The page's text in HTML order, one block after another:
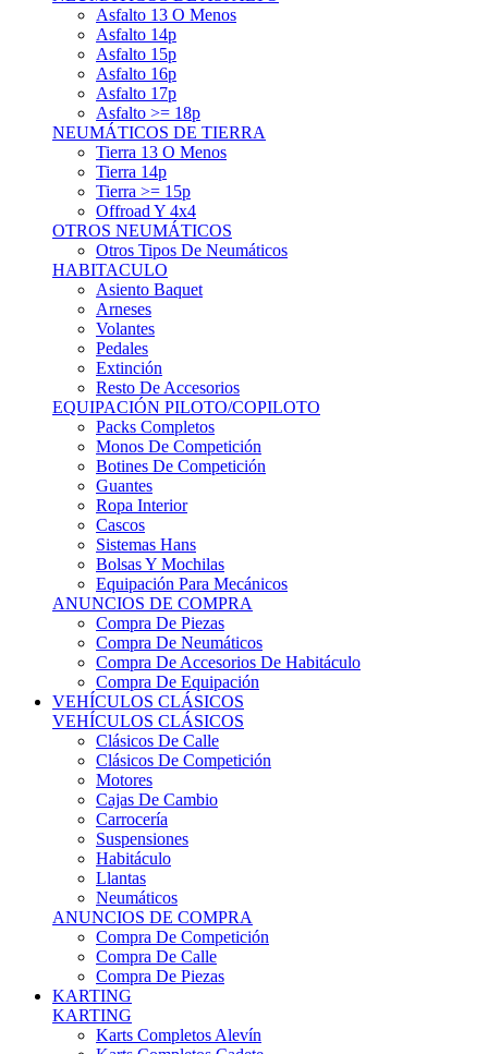
Asfalto 13 O Menos
Asfalto 14p
Asfalto 15p
Asfalto 16p
Asfalto 17p
Asfalto >= 18p
NEUMÁTICOS DE TIERRA
Tierra 13 O Menos
Tierra 14p
Tierra >= 15p
Offroad Y 4x4
OTROS NEUMÁTICOS
Otros Tipos De Neumáticos
HABITACULO
Asiento Baquet
Arneses
Volantes
Pedales
Extinción
Resto De Accesorios
EQUIPACIÓN PILOTO/COPILOTO
Packs Completos
Monos De Competición
Botines De Competición
Guantes
Ropa Interior
Cascos
Sistemas Hans
Bolsas Y Mochilas
Equipación Para Mecánicos
ANUNCIOS DE COMPRA
Compra De Piezas
Compra De Neumáticos
Compra De Accesorios De Habitáculo
Compra De Equipación
VEHÍCULOS CLÁSICOS
VEHÍCULOS CLÁSICOS
Clásicos De Calle
Clásicos De Competición
Motores
Cajas De Cambio
Carrocería
Suspensiones
Habitáculo
Llantas
Neumáticos
ANUNCIOS DE COMPRA
Compra De Competición
Compra De Calle
Compra De Piezas
KARTING
KARTING
Karts Completos Alevín